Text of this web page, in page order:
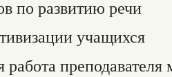
по развитию речи
учащихся
работа преподавателя